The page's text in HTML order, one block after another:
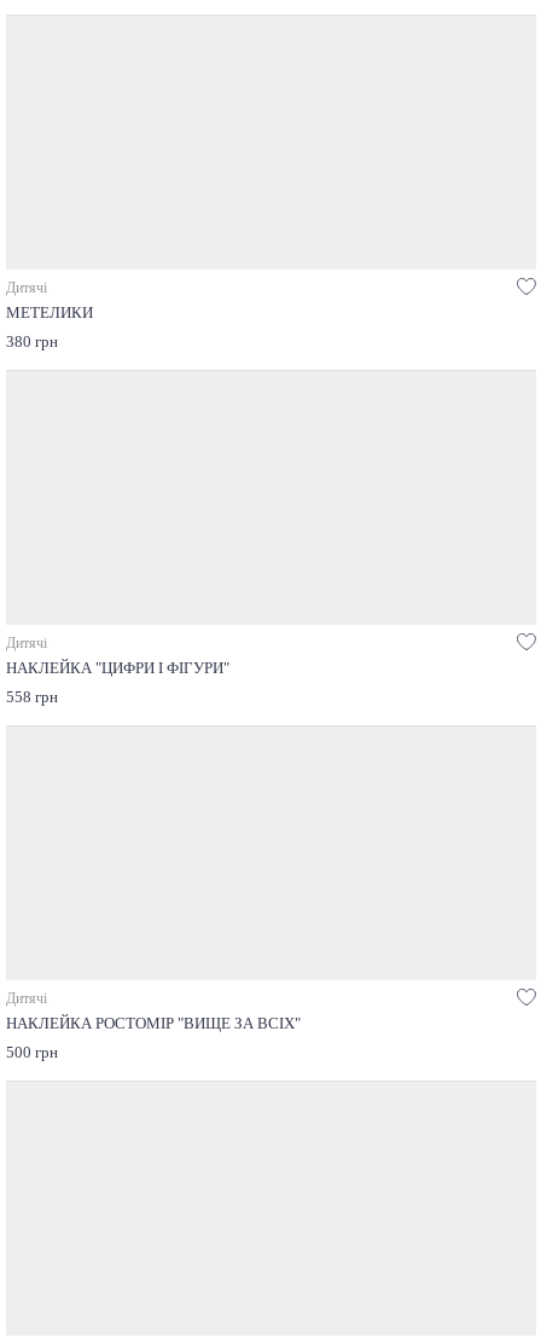
Дитячі
МЕТЕЛИКИ
380 грн
Дитячі
НАКЛЕЙКА "ЦИФРИ І ФІГУРИ"
558 грн
Дитячі
НАКЛЕЙКА РОСТОМІР "ВИЩЕ ЗА ВСІХ"
500 грн